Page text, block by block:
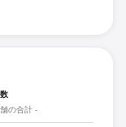
の合計 -